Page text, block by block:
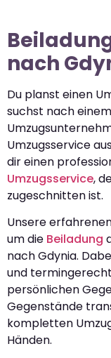
nach
Du planst einen
suchst nach
Umzugsservice
dir einen
Umzugsservice,
zugeschnitten ist.
Unsere
um die Beiladung
nach Gdynia.
und
persönlichen
Gegenstände
kompletten
Händen.